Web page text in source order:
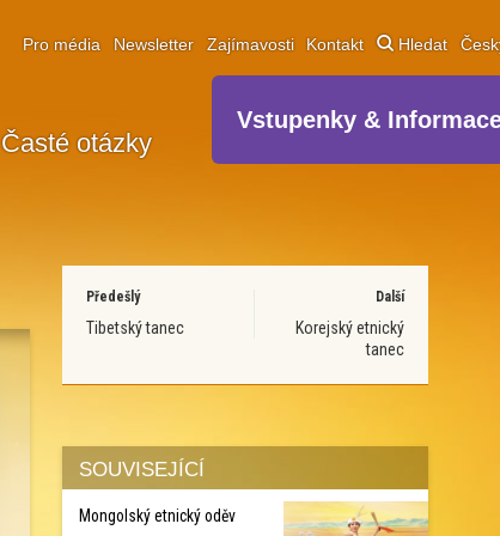
Časté otázky
Pro média Newsletter Zajímavosti Kontakt Hledat
Vstupenky &
Předešlý
Tibetský tanec
Další
Korejský etnický
tanec
SOUVISEJÍCÍ
Mongolský etnický oděv